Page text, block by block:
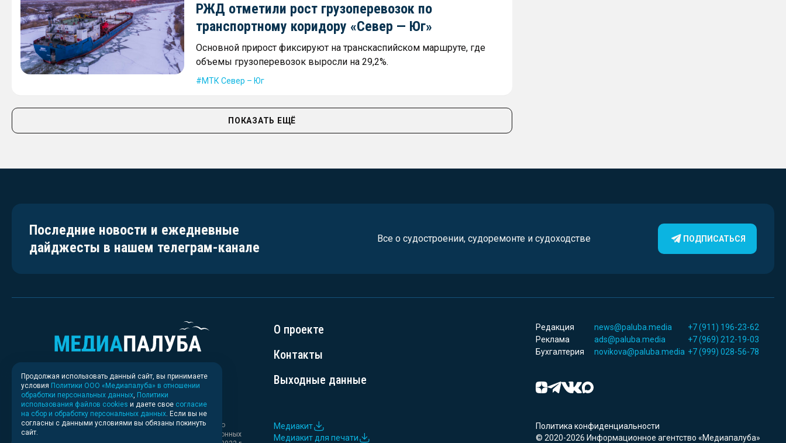
РЖД отметили рост грузоперевозок по
транспортному коридору «Север — Юг»
Основной прирост фиксируют на транскаспийском маршруте, где
объемы грузоперевозок выросли на 29,2%.
МТК Север – Юг
ПОКАЗАТЬ ЕЩЁ
Последние новости и ежедневные
дайджесты в нашем телеграм-канале
Все о судостроении, судоремонте и судоходстве ПОДПИСАТЬСЯ
О проекте
Контакты
Выходные данные
Редакция news@paluba.media
+7 (911) 196-23-62
Реклама
ads@paluba.media
+7 (969) 212-19-03
Бухгалтерия
novikova@paluba.media +7 (999) 028-56-78
Свидетельство о регистрации СМИ ИА № ФС 77 - 83037 выдано
Федеральной службой по надзору в сфере связи, информационных
Медиакит
Медиакит для печати
Политика конфиденциальности
© 2020-2026 Информационное агентство «Медиапалуба»
Продолжая использовать данный сайт, вы принимаете
условия Политики ООО «Медиапалуба» в отношении
обработки персональных данных Политики
использования файлов cookies и даете свое согласие
на сбор и обработку персональных данных . Если вы не
согласны с данными условиями вы обязаны покинуть
сайт.